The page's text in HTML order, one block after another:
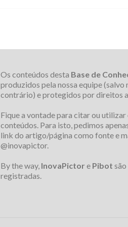
Os conteúdos desta Base de
produzidos pela nossa equipe (salvo
contrário) e protegidos por direitos
Fique a vontade para citar ou utilizar
conteúdos. Para isto, pedimos
link do artigo/página como fonte e
@inovapictor.
By the way, InovaPictor e Pibot
registradas.